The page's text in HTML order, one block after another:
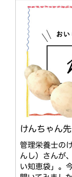
けんちゃん
管理栄養士の
んし）さんが
い知恵袋」。